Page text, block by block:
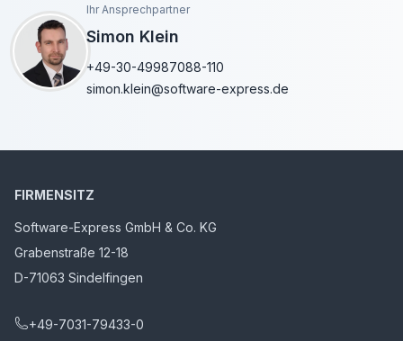
Ihr Ansprechpartner
Simon Klein
+49-30-49987088-110
simon.klein@software-express.de
FIRMENSITZ
Software-Express GmbH & Co. KG
Grabenstraße 12-18
D-71063 Sindelfingen
+49-7031-79433-0